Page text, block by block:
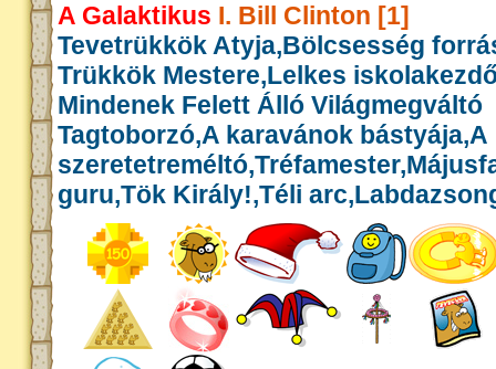
A Galaktikus I. Bill Clinton [1]
Tevetrükkök Atyja,Bölcsesség
Trükkök Mestere,Lelkes
Mindenek Felett Álló Világmegváltó
Tagtoborzó,A karavánok bástyája,A
guru,Tök Király!,Téli